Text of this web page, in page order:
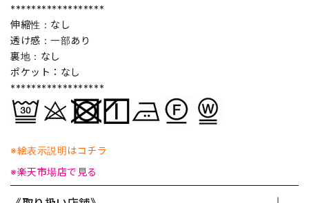
******************
伸縮性：なし
透け感：一部あり
裏地：なし
ポケット：なし
******************
※絵表示説明はコチラ
※楽天市場店で見る